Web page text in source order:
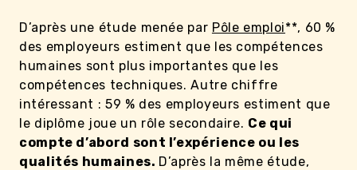
D’après une étude menée par Pôle emploi**, 60 %
des employeurs estiment que les compétences
humaines sont plus importantes que les
compétences techniques. Autre chiffre
intéressant : 59 % des employeurs estiment que
le diplôme joue un rôle secondaire. Ce qui
compte d’abord sont l’expérience ou les
qualités humaines. D’après la même étude,